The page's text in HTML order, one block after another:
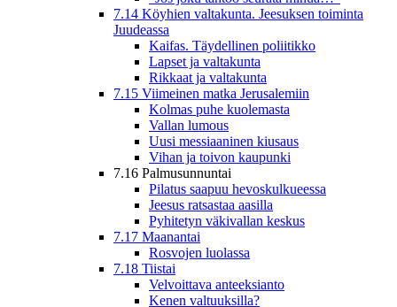
7.14 Köyhien valtakunta. Jeesuksen toiminta
Juudeassa
Kaifas. Täydellinen poliitikko
Lapset ja valtakunta
Rikkaat ja valtakunta
7.15 Viimeinen matka Jerusalemiin
Kolmas puhe kuolemasta
Vallan lumous
Uusi messiaaninen kiusaus
Vihan ja toivon kaupunki
7.16 Palmusunnuntai
Pilatus saapuu hevoskulkueessa
Jeesus ratsastaa aasilla
Pyhitetyn väkivallan keskus
7.17 Maanantai
Rosvojen luolassa
7.18 Tiistai
Velvoittava anteeksianto
Kenen valtuuksilla?